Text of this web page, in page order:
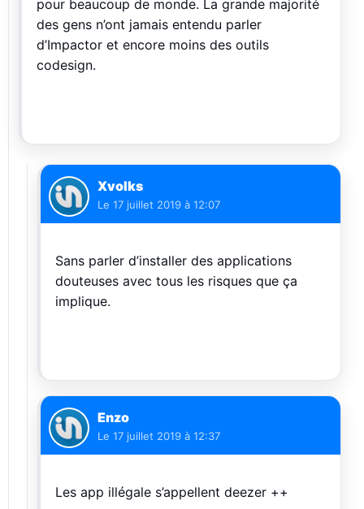
pour beaucoup de monde. La grande majorité
des gens n’ont jamais entendu parler
d’Impactor et encore moins des outils
codesign.
Xvolks
Le 17 juillet 2019 à 12:07
Sans parler d’installer des applications
douteuses avec tous les risques que ça
implique.
Enzo
Le 17 juillet 2019 à 12:37
Les app illégale s’appellent deezer ++